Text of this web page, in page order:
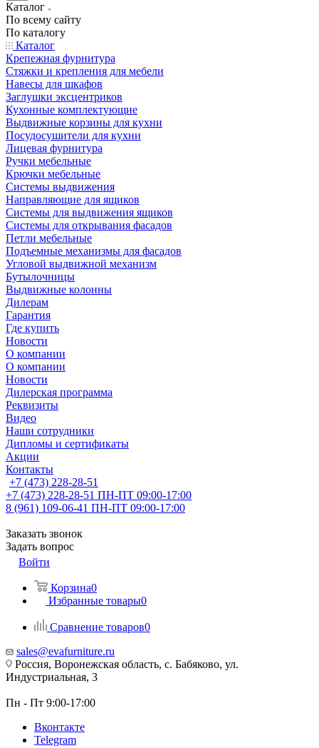
Каталог
По всему сайту
По каталогу
Каталог
Крепежная фурнитура
Стяжки и крепления для мебели
Навесы для шкафов
Заглушки эксцентриков
Кухонные комплектующие
Выдвижные корзины для кухни
Посудосушители для кухни
Лицевая фурнитура
Ручки мебельные
Крючки мебельные
Системы выдвижения
Направляющие для ящиков
Системы для выдвижения ящиков
Системы для открывания фасадов
Петли мебельные
Подъемные механизмы для фасадов
Угловой выдвижной механизм
Бутылочницы
Выдвижные колонны
Дилерам
Гарантия
Где купить
Новости
О компании
О компании
Новости
Дилерская программа
Реквизиты
Видео
Наши сотрудники
Дипломы и сертификаты
Акции
Контакты
+7 (473) 228-28-51
+7 (473) 228-28-51 ПН-ПТ 09:00-17:00
8 (961) 109-06-41 ПН-ПТ 09:00-17:00
Заказать звонок
Задать вопрос
Войти
Корзина0
Избранные товары0
Сравнение товаров0
sales@evafurniture.ru
Россия, Воронежская область, с. Бабяково, ул.
Индустриальная, 3
Пн - Пт 9:00-17:00
Вконтакте
Telegram